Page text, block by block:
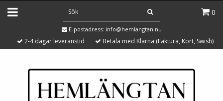
0
E-postadress: info@hemlangtan.nu
2-4 dagar leveranstid Betala med Klarna (Faktura, Kort, Swish)